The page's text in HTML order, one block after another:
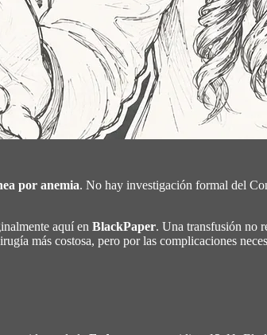
por anemia. No hay investigación formal del
aquí en BlackPaper. Una transfusión no
más costosa, pero por las complicaciones